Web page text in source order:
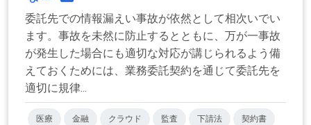
委託先での情報漏えい事故が依然として相次いでい
ます。事故を未然に防止するとともに、万が一事故
が発生した場合にも適切な対応が講じられるよう備
えておくためには、業務委託契約を通じて委託先を
適切に規律...
医療 金融 クラウド 監査 下請法 契約書